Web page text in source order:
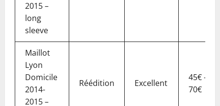
2015 –
long
sleeve
Maillot
Lyon
Domicile
2014-
2015 –
Réédition Excellent
45€ –
70€